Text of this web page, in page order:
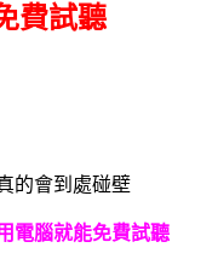
費試聽
的會到處碰壁
電腦就能免費試聽